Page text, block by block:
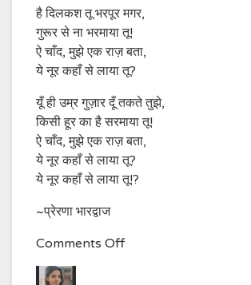
है दिलकश तू भरपूर मगर,
गुरूर से ना भरमाया तू!
ऐ चाँद, मुझे एक राज़ बता,
ये नूर कहाँ से लाया तू?
यूँ ही उम्र गुज़ार दूँ तकते तुझे,
किसी हूर का है सरमाया तू!
ऐ चाँद, मुझे एक राज़ बता,
ये नूर कहाँ से लाया तू?
ये नूर कहाँ से लाया तू!?
~प्रेरणा भारद्वाज
Comments Offon